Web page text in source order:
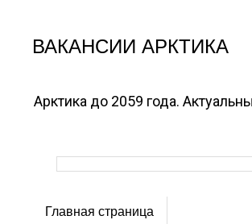
ВАКАНСИИ АРКТИКА
Арктика до 2059 года.
Главная страница